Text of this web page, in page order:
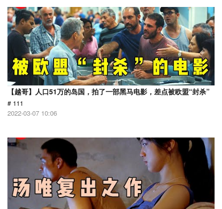
【越哥】人口51万的岛国，拍了一部黑马电影，差点被欧盟“封杀”
# 111
2022-03-07 10:06